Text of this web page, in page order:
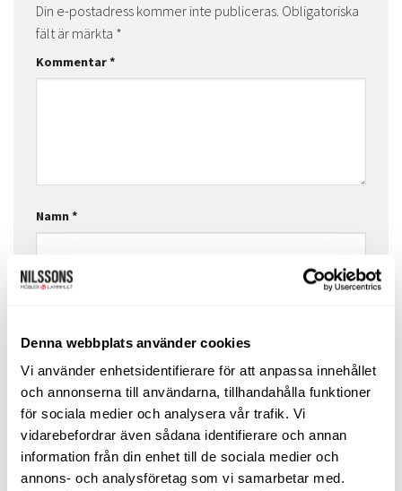
Denna webbplats använder cookies
Vi använder enhetsidentifierare för att anpassa innehållet
och annonserna till användarna, tillhandahålla funktioner
för sociala medier och analysera vår trafik. Vi
vidarebefordrar även sådana identifierare och annan
information från din enhet till de sociala medier och
annons- och analysföretag som vi samarbetar med.
Din e-postadress kommer inte publiceras. Obligatoriska
fält är märkta *
Kommentar*
Namn*
Webbplats